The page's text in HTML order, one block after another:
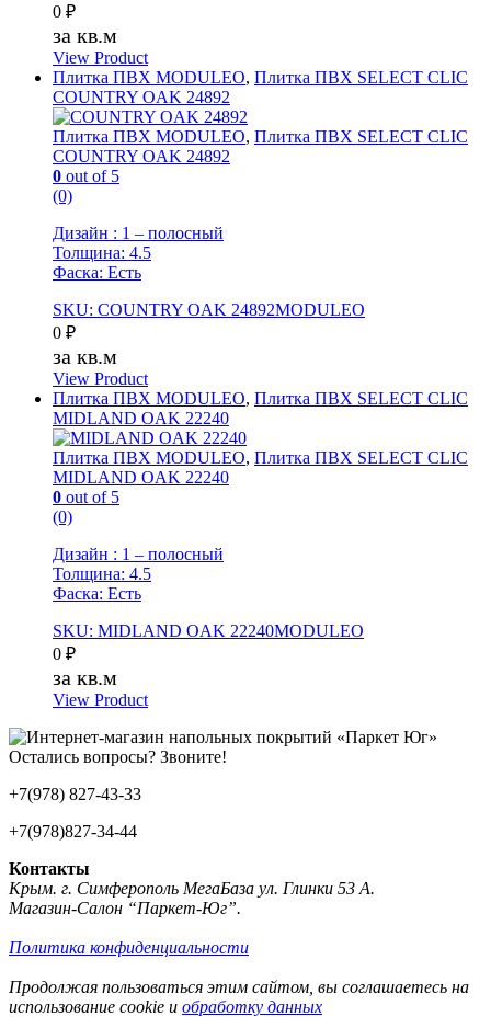
0 ₽
за кв.м
View Product
Плитка ПВХ MODULEO, Плитка ПВХ SELECT CLIC
COUNTRY OAK 24892
Плитка ПВХ MODULEO, Плитка ПВХ SELECT CLIC
COUNTRY OAK 24892
0 out of 5
(0)
Дизайн : 1 – полосный
Толщина: 4.5
Фаска: Есть
SKU: COUNTRY OAK 24892MODULEO
0 ₽
за кв.м
View Product
Плитка ПВХ MODULEO, Плитка ПВХ SELECT CLIC
MIDLAND OAK 22240
Плитка ПВХ MODULEO, Плитка ПВХ SELECT CLIC
MIDLAND OAK 22240
0 out of 5
(0)
Дизайн : 1 – полосный
Толщина: 4.5
Фаска: Есть
SKU: MIDLAND OAK 22240MODULEO
0 ₽
за кв.м
View Product
Остались вопросы? Звоните!
+7(978) 827-43-33
+7(978)827-34-44
Контакты
Крым. г. Симферополь МегаБаза ул. Глинки 53 А.
Магазин-Салон “Паркет-Юг”.
Политика конфиденциальности
Продолжая пользоваться этим сайтом, вы соглашаетесь на
использование cookie и обработку данных